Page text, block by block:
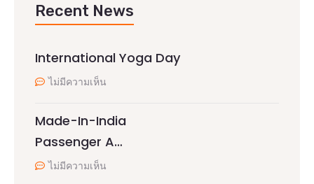
Recent News
International Yoga Day
ไม่มีความเห็น
Made-In-India
Passenger A…
ไม่มีความเห็น